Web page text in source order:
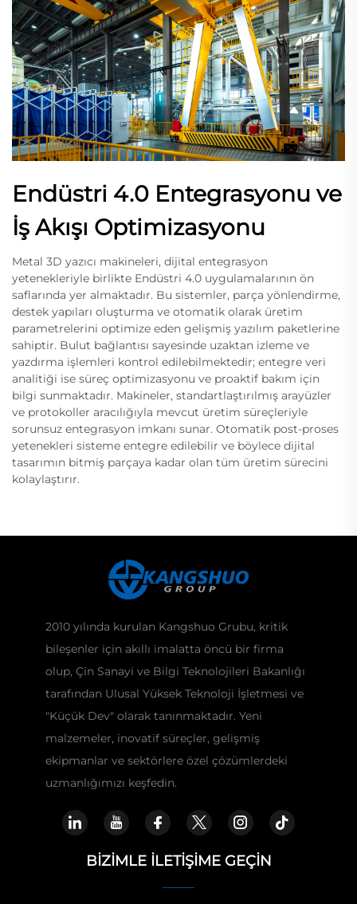
Endüstri 4.0 Entegrasyonu ve
İş Akışı Optimizasyonu
Metal 3D yazıcı makineleri, dijital entegrasyon
yetenekleriyle birlikte Endüstri 4.0 uygulamalarının ön
saflarında yer almaktadır. Bu sistemler, parça yönlendirme,
destek yapıları oluşturma ve otomatik olarak üretim
parametrelerini optimize eden gelişmiş yazılım paketlerine
sahiptir. Bulut bağlantısı sayesinde uzaktan izleme ve
yazdırma işlemleri kontrol edilebilmektedir; entegre veri
analitiği ise süreç optimizasyonu ve proaktif bakım için
bilgi sunmaktadır. Makineler, standartlaştırılmış arayüzler
ve protokoller aracılığıyla mevcut üretim süreçleriyle
sorunsuz entegrasyon imkanı sunar. Otomatik post-proses
yetenekleri sisteme entegre edilebilir ve böylece dijital
tasarımın bitmiş parçaya kadar olan tüm üretim sürecini
kolaylaştırır.
2010 yılında kurulan Kangshuo Grubu, kritik
bileşenler için akıllı imalatta öncü bir firma
olup, Çin Sanayi ve Bilgi Teknolojileri Bakanlığı
tarafından Ulusal Yüksek Teknoloji İşletmesi ve
"Küçük Dev" olarak tanınmaktadır. Yeni
malzemeler, inovatif süreçler, gelişmiş
ekipmanlar ve sektörlere özel çözümlerdeki
uzmanlığımızı keşfedin.
BIZIMLE İLETIŞIME GEÇIN